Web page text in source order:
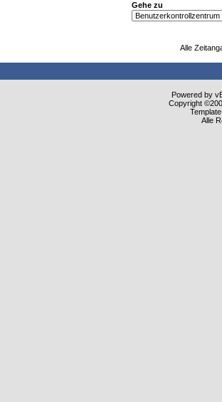
Gehe zu
Alle
Powered by
Copyright
Alle